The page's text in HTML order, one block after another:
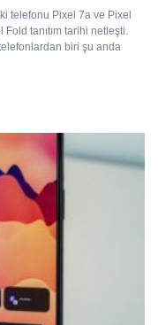
telefonu Pixel 7a ve Pixel
Fold tanıtım tarihi netleşti.
biri şu anda